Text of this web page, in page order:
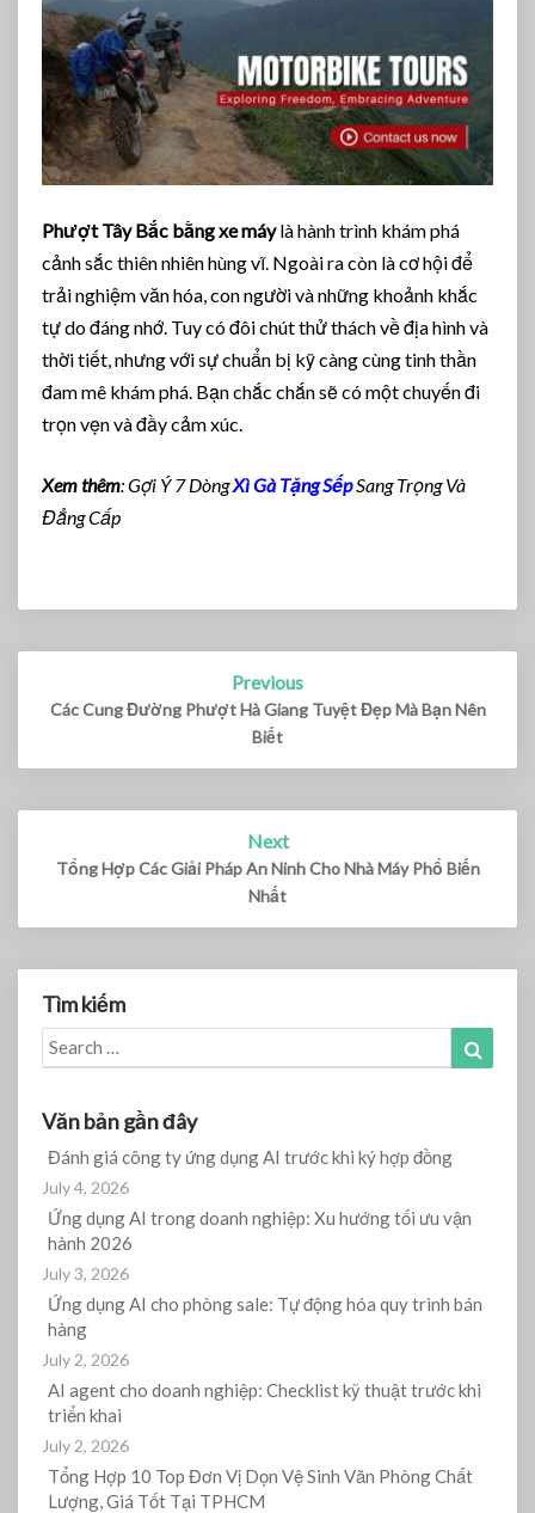
Phượt Tây Bắc bằng xe máylà hành trình khám phá
cảnh sắc thiên nhiên hùng vĩ. Ngoài ra còn là cơ hội để
trải nghiệm văn hóa, con người và những khoảnh khắc
tự do đáng nhớ. Tuy có đôi chút thử thách về địa hình và
thời tiết, nhưng với sự chuẩn bị kỹ càng cùng tinh thần
đam mê khám phá. Bạn chắc chắn sẽ có một chuyến đi
trọn vẹn và đầy cảm xúc.
Xem thêm: Gợi Ý 7 DòngXì Gà Tặng SếpSang Trọng Và
Đẳng Cấp
navigation
Previous
Các Cung Đường Phượt Hà Giang Tuyệt Đẹp Mà Bạn Nên
Biết
Next
Tổng Hợp Các Giải Pháp An Ninh Cho Nhà Máy Phổ Biến
Nhất
Tìm kiếm
Search
for:
Văn bản gần đây
Đánh giá công ty ứng dụng AI trước khi ký hợp đồng
July 4, 2026
Ứng dụng AI trong doanh nghiệp: Xu hướng tối ưu vận
hành 2026
July 3, 2026
Ứng dụng AI cho phòng sale: Tự động hóa quy trình bán
hàng
July 2, 2026
AI agent cho doanh nghiệp: Checklist kỹ thuật trước khi
triển khai
July 2, 2026
Tổng Hợp 10 Top Đơn Vị Dọn Vệ Sinh Văn Phòng Chất
Lượng, Giá Tốt Tại TPHCM